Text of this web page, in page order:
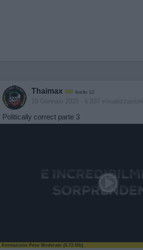
Thaimax livello 12
19 Gennaio 2025 - 6.837 visualizzazioni
Politically correct parte 3
Animazione Peso Moderato (0.72 Mb)